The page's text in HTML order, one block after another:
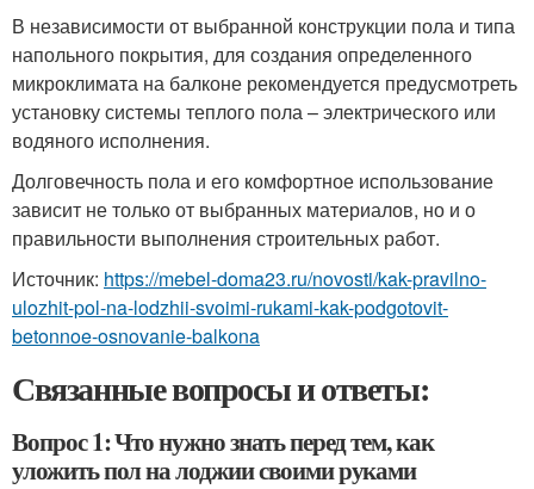
В независимости от выбранной конструкции пола и типа
напольного покрытия, для создания определенного
микроклимата на балконе рекомендуется предусмотреть
установку системы теплого пола – электрического или
водяного исполнения.
Долговечность пола и его комфортное использование
зависит не только от выбранных материалов, но и о
правильности выполнения строительных работ.
Источник: https://mebel-doma23.ru/novosti/kak-pravilno-
ulozhit-pol-na-lodzhii-svoimi-rukami-kak-podgotovit-
betonnoe-osnovanie-balkona
Связанные вопросы и ответы:
Вопрос 1: Что нужно знать перед тем, как
уложить пол на лоджии своими руками